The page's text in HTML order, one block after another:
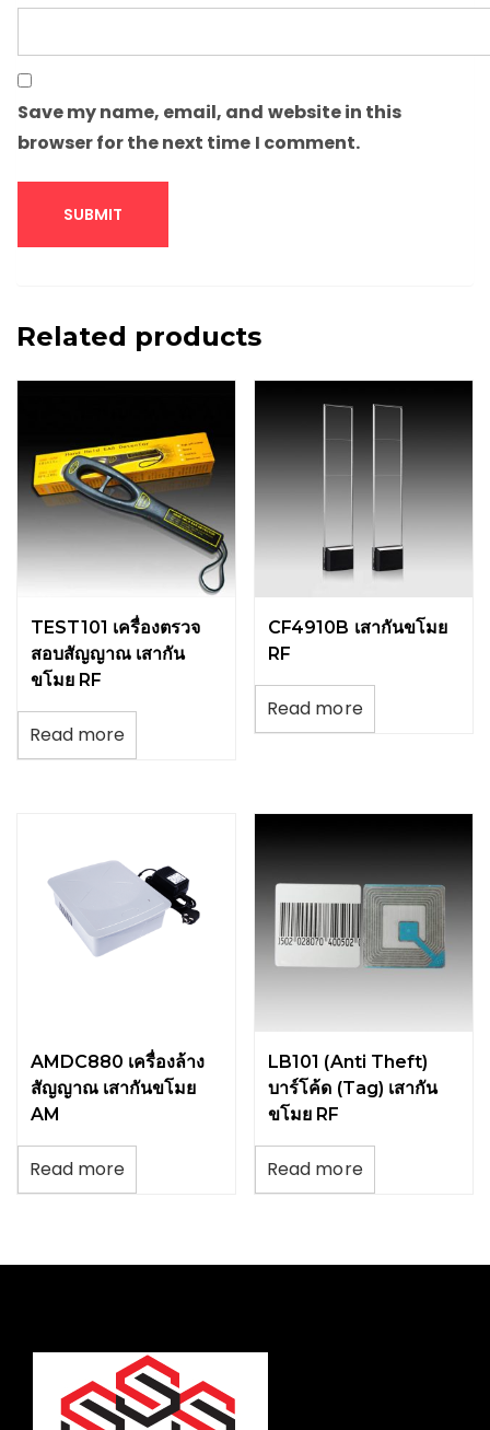
Save my name, email, and website in this
browser for the next time I comment.
Related products
TEST101 เครื่องตรวจ
สอบสัญญาณ เสากัน
ขโมย RF
Read more
CF4910B เสากันขโมย
RF
Read more
AMDC880 เครื่องล้าง
สัญญาณ เสากันขโมย
AM
Read more
LB101 (Anti Theft)
บาร์โค้ด (Tag) เสากัน
ขโมย RF
Read more